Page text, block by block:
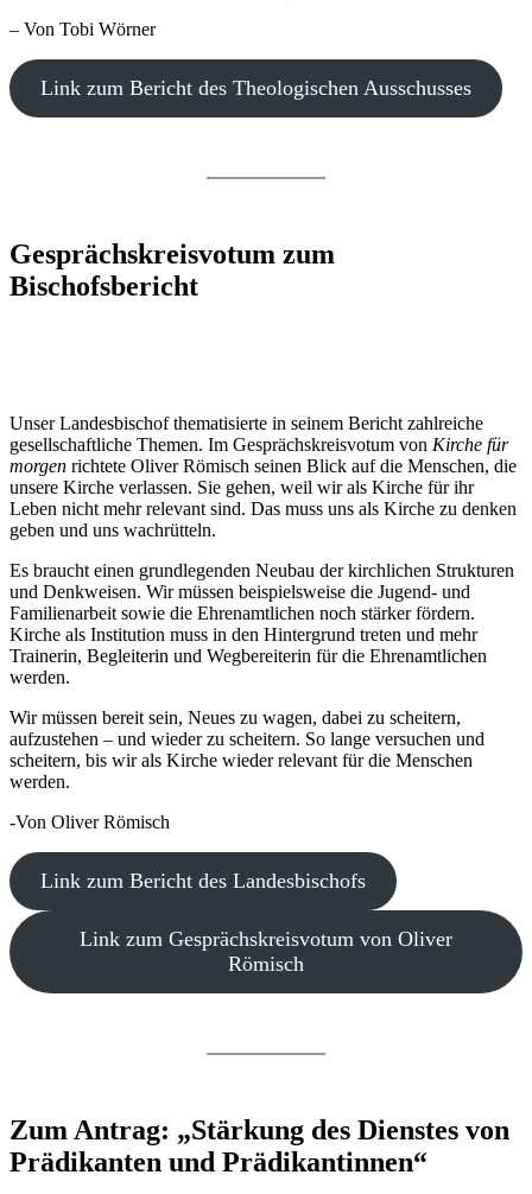
– Von Tobi Wörner
Link zum Bericht des Theologischen Ausschusses
Gesprächskreisvotum zum
Bischofsbericht
Unser Landesbischof thematisierte in seinem Bericht zahlreiche
gesellschaftliche Themen. Im Gesprächskreisvotum von Kirche für
morgen richtete Oliver Römisch seinen Blick auf die Menschen, die
unsere Kirche verlassen. Sie gehen, weil wir als Kirche für ihr
Leben nicht mehr relevant sind. Das muss uns als Kirche zu denken
geben und uns wachrütteln.
Es braucht einen grundlegenden Neubau der kirchlichen Strukturen
und Denkweisen. Wir müssen beispielsweise die Jugend- und
Familienarbeit sowie die Ehrenamtlichen noch stärker fördern.
Kirche als Institution muss in den Hintergrund treten und mehr
Trainerin, Begleiterin und Wegbereiterin für die Ehrenamtlichen
werden.
Wir müssen bereit sein, Neues zu wagen, dabei zu scheitern,
aufzustehen – und wieder zu scheitern. So lange versuchen und
scheitern, bis wir als Kirche wieder relevant für die Menschen
werden.
-Von Oliver Römisch
Link zum Bericht des Landesbischofs
Link zum Gesprächskreisvotum von Oliver
Römisch
Zum Antrag: „Stärkung des Dienstes von
Prädikanten und Prädikantinnen“